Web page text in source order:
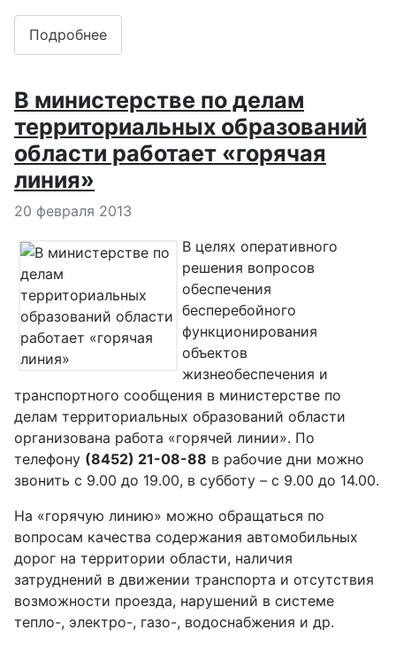
Подробнее
В министерстве по делам
территориальных образований
области работает «горячая
линия»
Информация о материале
20 февраля 2013
В целях оперативного
решения вопросов
обеспечения
бесперебойного
функционирования
объектов
жизнеобеспечения и
транспортного сообщения в министерстве по
делам территориальных образований области
организована работа «горячей линии». По
телефону (8452) 21-08-88 в рабочие дни можно
звонить с 9.00 до 19.00, в субботу – с 9.00 до 14.00.
На «горячую линию» можно обращаться по
вопросам качества содержания автомобильных
дорог на территории области, наличия
затруднений в движении транспорта и отсутствия
возможности проезда, нарушений в системе
тепло-, электро-, газо-, водоснабжения и др.